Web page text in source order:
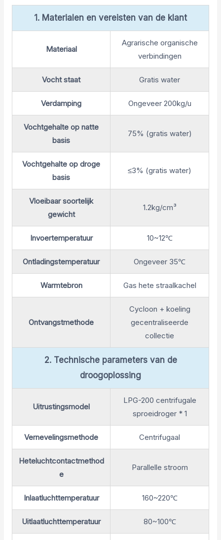
1. Materialen en vereisten van de klant
Materiaal
Agrarische organische
verbindingen
Vocht staat Gratis water
Verdamping Ongeveer 200kg/u
Vochtgehalte op natte
basis
75% (gratis water)
Vochtgehalte op droge
basis
≤3% (gratis water)
Vloeibaar soortelijk
gewicht
1.2kg/cm³
Invoertemperatuur 10~12℃
Ontladingstemperatuur Ongeveer 35℃
Warmtebron Gas hete straalkachel
Ontvangstmethode
Cycloon + koeling
gecentraliseerde
collectie
2. Technische parameters van de
droogoplossing
Uitrustingsmodel
LPG-200 centrifugale
sproeidroger * 1
Vernevelingsmethode Centrifugaal
Heteluchtcontactmethod
e
Parallelle stroom
Inlaatluchttemperatuur 160~220℃
Uitlaatluchttemperatuur 80~100℃